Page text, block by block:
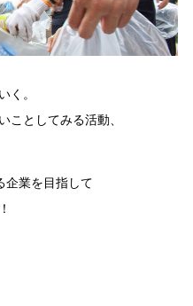
く。
ことしてみる活動、
企業を目指して